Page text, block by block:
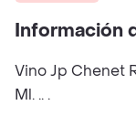
Información
Vino Jp Chenet
Ml. .. .